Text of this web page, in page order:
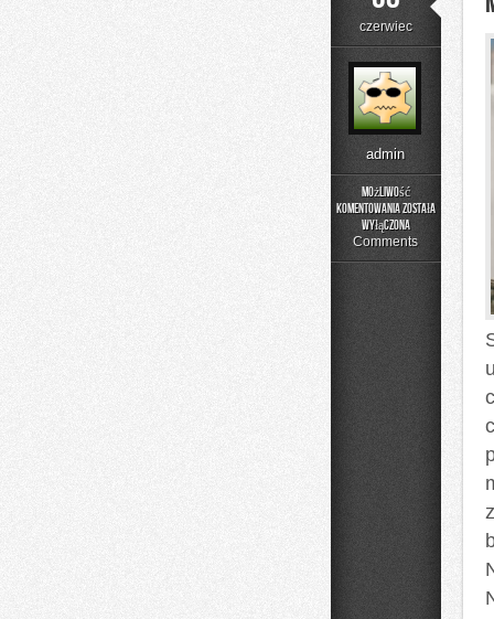
czerwiec
admin
Możliwość
komentowania
Catering
została
wyłączona
Comments